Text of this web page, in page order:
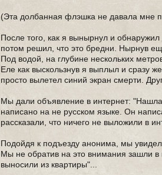
(Эта долбанная флэшка не давала мне
После того, как я вынырнул и
потом решил, что это бредни. Нырнув
Под водой, на глубине нескольких
Еле как выскользнув я выплыл и сразу
просто вылетел синий экран смерти.
Мы дали объявление в интернет:
написано на не русском языке. Он
рассказали, что ничего не выложили в
Подойдя к подъезду анонима, мы
Мы не обратив на это внимания зашли
выносили из квартиры"...